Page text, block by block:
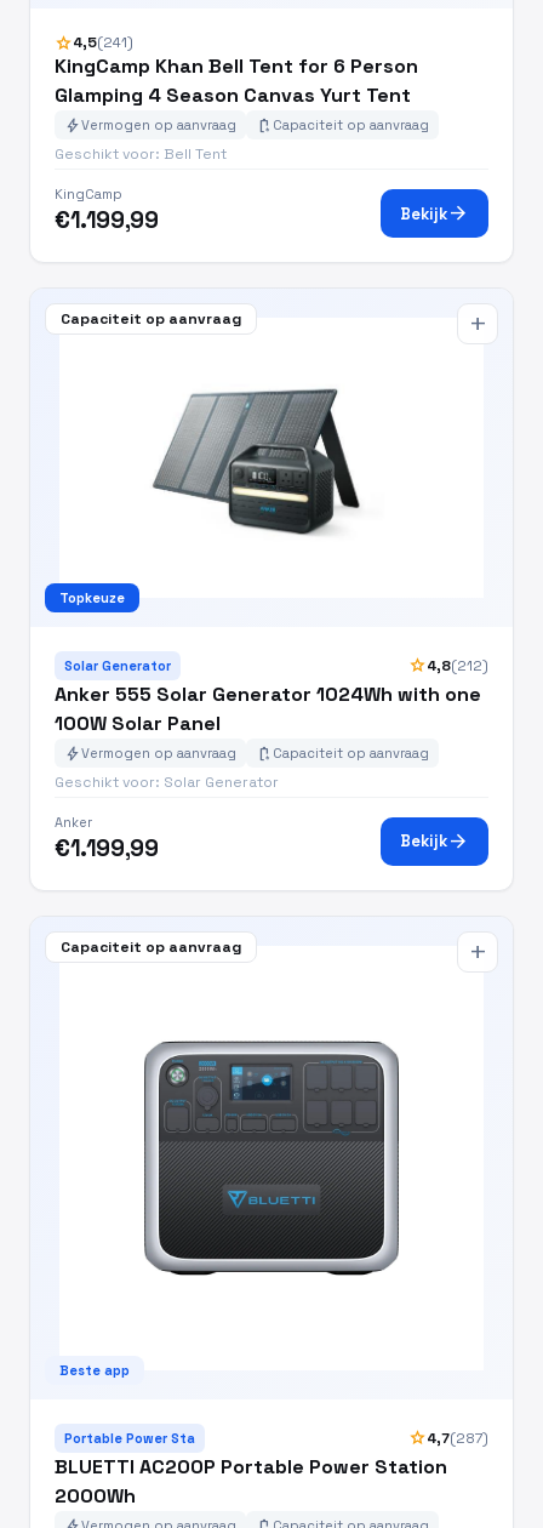
star4,5(241)
KingCamp Khan Bell Tent for 6 Person
Glamping 4 Season Canvas Yurt Tent
boltVermogen op aanvraag battery_charging_full Capaciteit op aanvraag
Geschikt voor: Bell Tent
KingCamp
€1.199,99 Bekijkarrow_forward
Capaciteit op aanvraag
Topkeuze
add
Solar Generator star4,8(212)
Anker 555 Solar Generator 1024Wh with one
100W Solar Panel
boltVermogen op aanvraag battery_charging_full Capaciteit op aanvraag
Geschikt voor: Solar Generator
Anker
€1.199,99 Bekijkarrow_forward
Capaciteit op aanvraag
Beste app
add
Portable Power Sta star4,7(287)
BLUETTI AC200P Portable Power Station
2000Wh